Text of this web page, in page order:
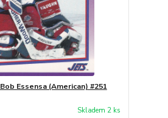
Essensa (American) #251
Skladem 2 ks